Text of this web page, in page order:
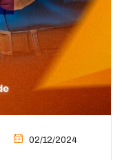
02/12/2024